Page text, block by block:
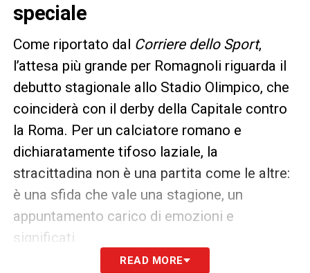
speciale
Come riportato dal Corriere dello Sport,
l’attesa più grande per Romagnoli riguarda il
debutto stagionale allo Stadio Olimpico, che
coinciderà con il derby della Capitale contro
la Roma. Per un calciatore romano e
dichiaratamente tifoso laziale, la
stracittadina non è una partita come le altre:
è una sfida che vale una stagione, un
appuntamento carico di emozioni e
significati.
READ MORE